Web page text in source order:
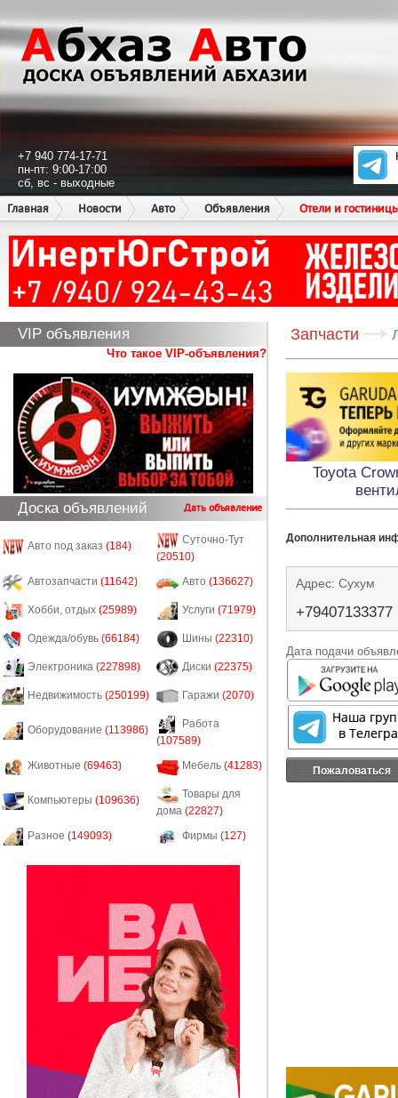
+7 940 774-17-71
пн-пт: 9:00-17:00
сб, вс - выходные
Главная
Новости Авто Объявления Отели и
VIP объявления
Что такое VIP-объявления?
Доска объявлений Дать объявление
Авто под заказ (184)
Суточно-Тут
(20510)
Автозапчасти (11642) Авто (136627)
Хобби, отдых (25989) Услуги (71979)
Одежда/обувь (66184) Шины (22310)
Электроника (227898) Диски (22375)
Недвижимость (250199) Гаражи (2070)
Оборудование (113986)
Работа
(107589)
Животные (69463) Мебель (41283)
Компьютеры (109636)
Товары для
дома (22827)
Разное (149093) Фирмы (127)
Запчасти
Toyota
Дополнительная
Адрес: Сухум
+79407133377
Дата подачи
Пожаловаться